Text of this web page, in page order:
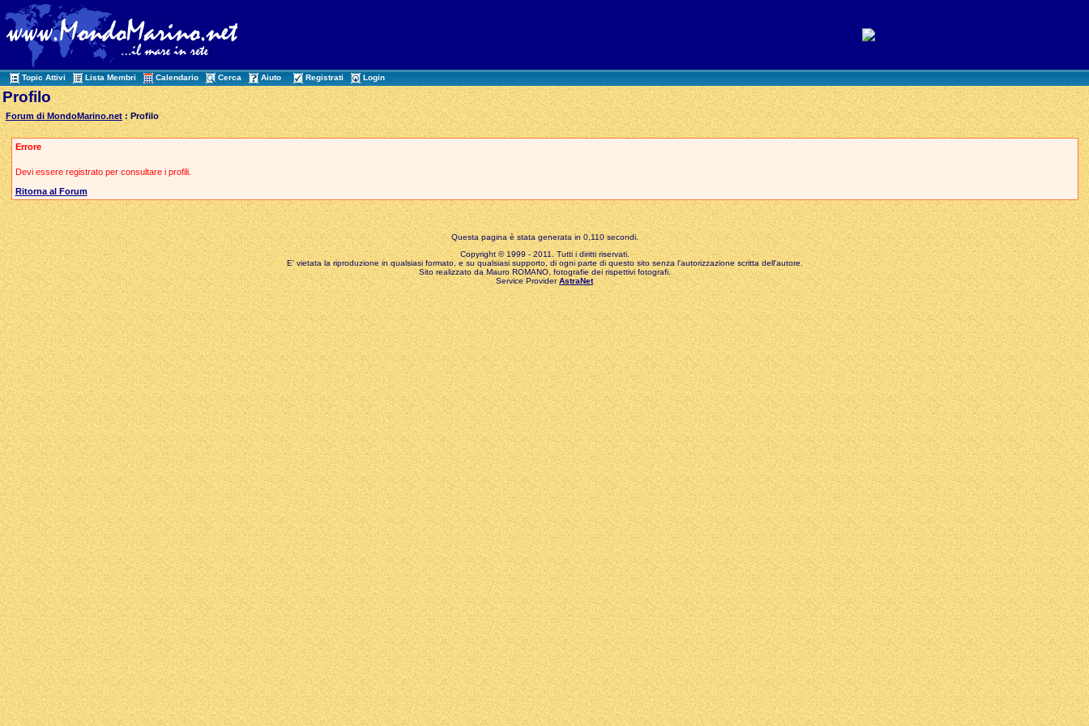
Topic Attivi Lista Membri Calendario Cerca Aiuto Registrati Login
Profilo
Forum di MondoMarino.net : Profilo
Errore
Devi essere registrato per consultare i profili.
Ritorna al Forum
Questa pagina è stata generata in 0,110 secondi.
Copyright © 1999 - 2011. Tutti i diritti riservati.
E' vietata la riproduzione in qualsiasi formato, e su qualsiasi supporto, di ogni parte di questo sito senza l'autorizzazione scritta dell'autore.
Sito realizzato da Mauro ROMANO, fotografie dei rispettivi fotografi.
Service ProviderAstraNet